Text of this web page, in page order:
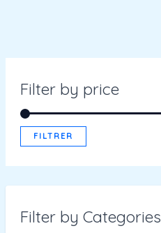
Filter by price
FILTRER
Filter by Categories